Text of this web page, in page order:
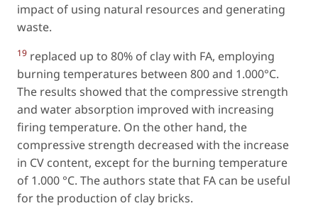
impact of using natural resources and generating
waste.
19 replaced up to 80% of clay with FA, employing
burning temperatures between 800 and 1.000°C.
The results showed that the compressive strength
and water absorption improved with increasing
firing temperature. On the other hand, the
compressive strength decreased with the increase
in CV content, except for the burning temperature
of 1.000 °C. The authors state that FA can be useful
for the production of clay bricks.